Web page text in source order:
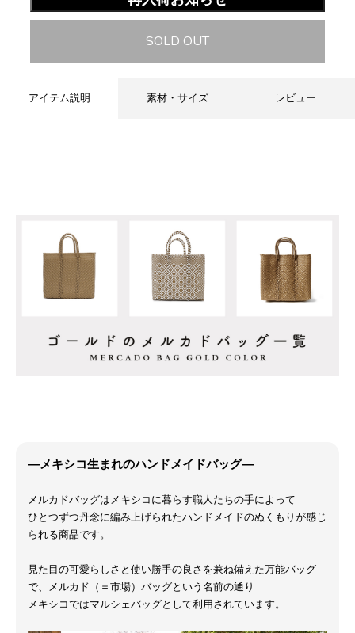
SOLD OUT
アイテム説明 素材・サイズ レビュー
―メキシコ生まれのハンドメイドバッグ―
メルカドバッグはメキシコに暮らす職人たちの手によって
ひとつずつ丹念に編み上げられたハンドメイドのぬくもりが感じ
られる商品です。
見た目の可愛らしさと使い勝手の良さを兼ね備えた万能バッグ
で、メルカド（＝市場）バッグという名前の通り
メキシコではマルシェバッグとして利用されています。